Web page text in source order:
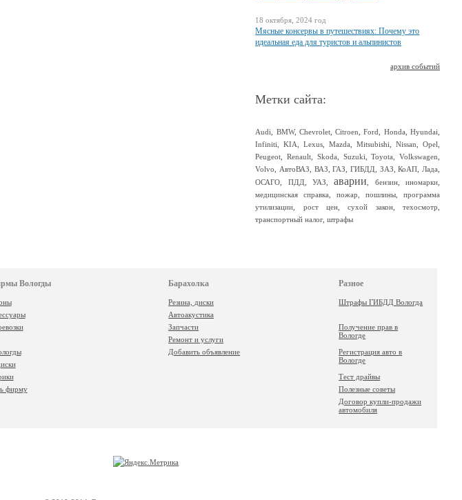
18 октября, 2024 год
Мясные консервы в путешествиях: Почему это
идеальная еда для туристов и альпинистов
архив событий
Метки сайта:
Audi BMW, Chevrolet,Citroen ,Ford Honda ,Hyundai
Infiniti
,KIA ,Lexus ,Mazda ,Mitsubishi ,Nissan ,Opel
Peugeot
Renault Skoda Suzuki ,Toyota Volkswagen
Volvo
АвтоВАЗ ВАЗ ,ГАЗ ГИБДД ЗАЗ ,КоАП ,Лада
ОСАГО
ПДД УАЗ ,аварии бензин,иномарки
медицинская справка ,пожар ,пошлины
программа
утилизации
рост цен,сухой закон,техосмотр
транспортный налог,штрафы
Вологды
фирму
Барахолка
Резина, диски
Автоакустика
Запчасти
Ремонт и услуги
Добавить объявление
Разное
Штрафы ГИБДД Вологда
Получение прав в
Вологде
Регистрация авто в
Вологде
Тест драйвы
Полезные советы
Договор купли-продажи
автомобиля